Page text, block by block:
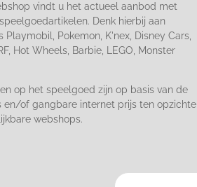
vindt u het actueel aanbod met
Denk hierbij aan
Playmobil, Pokemon, K'nex, Disney Cars,
Hot Wheels, Barbie, LEGO, Monster
op het speelgoed zijn op basis van de
en/of gangbare internet prijs ten opzichte
webshops.